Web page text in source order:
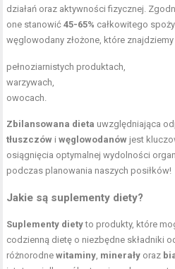
działań oraz aktywności fizycznej.
one stanowić45-65% całkowitego
węglowodany złożone, które znajdziemy
pełnoziarnistych produktach,
warzywach,
owocach.
Zbilansowana dieta uwzględniająca
tłuszczów iwęglowodanów jest
osiągnięcia optymalnej wydolności
podczas planowania naszych posiłków!
Jakie są suplementy diety?
Suplementy dietyto produkty, które
codzienną dietę o niezbędne składniki
różnorodnewitaminy, minerały oraz